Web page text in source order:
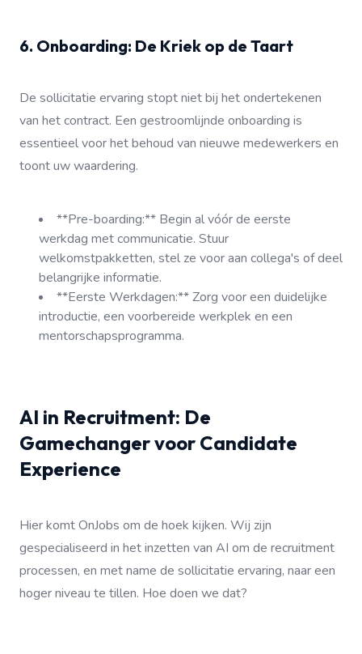
6. Onboarding: De Kriek op de Taart
De sollicitatie ervaring stopt niet bij het ondertekenen
van het contract. Een gestroomlijnde onboarding is
essentieel voor het behoud van nieuwe medewerkers en
toont uw waardering.
**Pre-boarding:** Begin al vóór de eerste
werkdag met communicatie. Stuur
welkomstpakketten, stel ze voor aan collega's of deel
belangrijke informatie.
**Eerste Werkdagen:** Zorg voor een duidelijke
introductie, een voorbereide werkplek en een
mentorschapsprogramma.
AI in Recruitment: De
Gamechanger voor Candidate
Experience
Hier komt OnJobs om de hoek kijken. Wij zijn
gespecialiseerd in het inzetten van AI om de recruitment
processen, en met name de sollicitatie ervaring, naar een
hoger niveau te tillen. Hoe doen we dat?